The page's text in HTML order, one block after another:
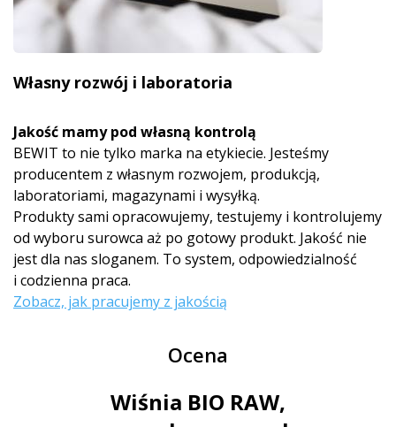
Własny rozwój i laboratoria
Jakość mamy pod własną kontrolą
BEWIT to nie tylko marka na etykiecie. Jesteśmy
producentem z własnym rozwojem, produkcją,
laboratoriami, magazynami i wysyłką.
Produkty sami opracowujemy, testujemy i kontrolujemy
od wyboru surowca aż po gotowy produkt. Jakość nie
jest dla nas sloganem. To system, odpowiedzialność
i codzienna praca.
Zobacz, jak pracujemy z jakością
Ocena
Wiśnia BIO RAW,